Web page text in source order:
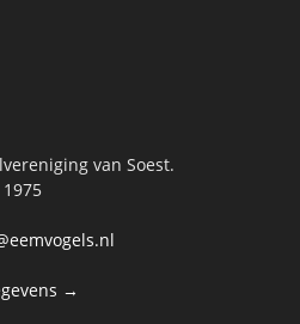
van Soest.
→